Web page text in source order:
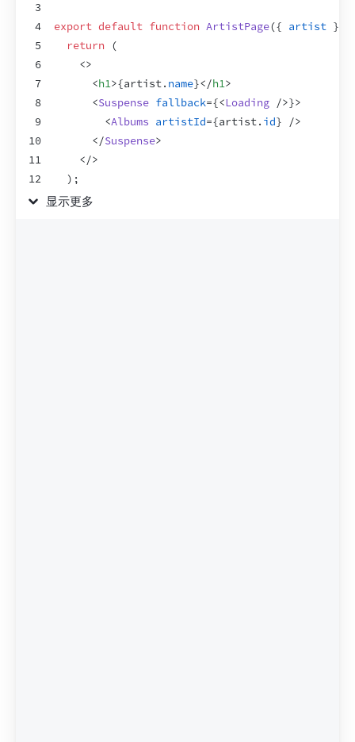
3
4
5
6
7
8
9
10
11
12
13
export default function ArtistPage({ artist }
return
(
<>
<h1>{artist. name}</h1>
<Suspense fallback={<Loading />}>
<Albums artistId={artist. id}
/>
</Suspense>
</>
) ;
}
显示更多